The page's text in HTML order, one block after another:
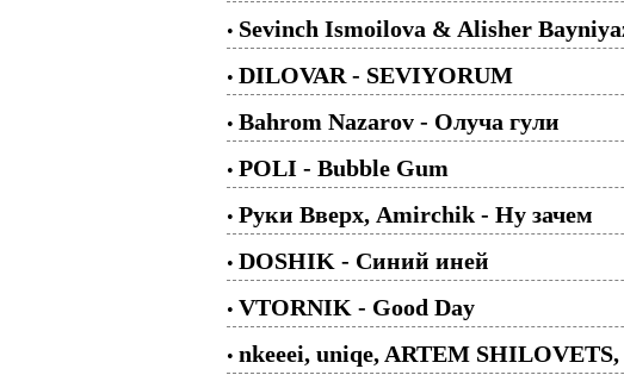
• Sevinch Ismoilova & Alisher
• DILOVAR - SEVIYORUM
• Bahrom Nazarov - Олуча гули
• POLI - Bubble Gum
• Руки Вверх, Amirchik - Ну зачем
• DOSHIK - Синий иней
• VTORNIK - Good Day
• nkeeei, uniqe, ARTEM